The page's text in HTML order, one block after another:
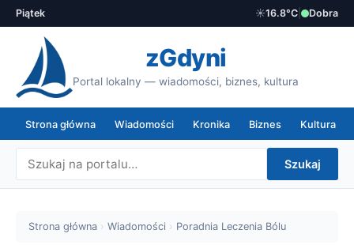
Piątek ☀️16.8°C Dobra
zGdyni
Portal lokalny — wiadomości, biznes, kultura
Strona główna Wiadomości Kronika Biznes Kultura
Szukaj
Strona główna › Wiadomości › Poradnia Leczenia Bólu